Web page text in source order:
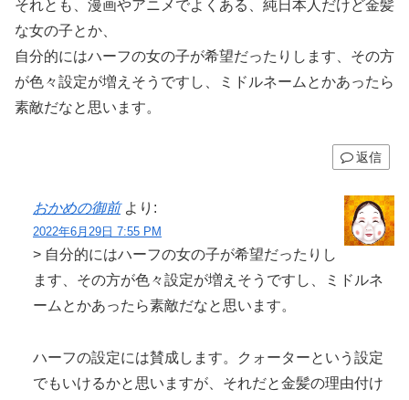
それとも、漫画やアニメでよくある、純日本人だけど金髪
な女の子とか、
自分的にはハーフの女の子が希望だったりします、その方
が色々設定が増えそうですし、ミドルネームとかあったら
素敵だなと思います。
返信
おかめの御前 より:
2022年6月29日 7:55 PM
> 自分的にはハーフの女の子が希望だったりし
ます、その方が色々設定が増えそうですし、ミドルネ
ームとかあったら素敵だなと思います。
ハーフの設定には賛成します。クォーターという設定
でもいけるかと思いますが、それだと金髪の理由付け